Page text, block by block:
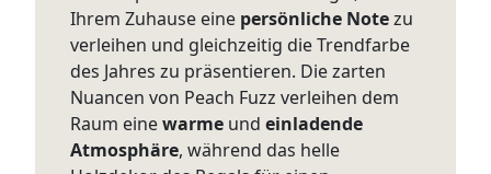
Ihrem Zuhause eine persönliche Notezu
verleihen und gleichzeitig die Trendfarbe
des Jahres zu präsentieren. Die zarten
Nuancen von Peach Fuzz verleihen dem
Raum einewarme und einladende
Atmosphäre, während das helle